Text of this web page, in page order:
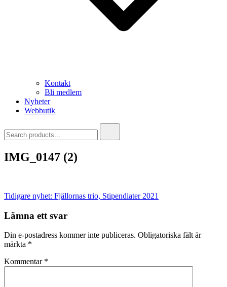
Kontakt
Bli medlem
Nyheter
Webbutik
for:
IMG_0147 (2)
Inläggsnavigering
Tidigare nyhet: Fjällornas trio, Stipendiater 2021
Lämna ett svar
Din e-postadress kommer inte publiceras. Obligatoriska fält är
märkta *
Kommentar *